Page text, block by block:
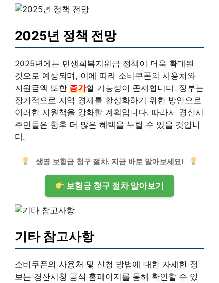
2025년 정책 전망
2025년에는 민생회복지원금 정책이 더욱 확대될
것으로 예상되며, 이에 따라 소비쿠폰의 사용처와
지원금액 또한 증가할 가능성이 존재합니다. 정부는
장기적으로 지역 경제를 활성화하기 위한 방안으로
이러한 지원책을 강화할 계획입니다. 따라서 경산시
주민들은 향후 더 많은 혜택을 누릴 수 있을 것입니
다.
생명 보험금 청구 절차, 지금 바로 알아보세요!
보험금 청구 절차 알아보기
기타 참고사항
소비쿠폰의 사용처 및 신청 방법에 대한 자세한 정
보는 경산시청 공식 홈페이지를 통해 확인할 수 있